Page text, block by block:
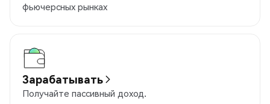
фьючерсных рынках
Зарабатывать
Получайте пассивный доход.